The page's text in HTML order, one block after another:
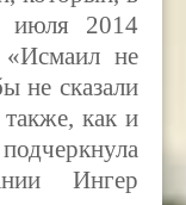
июля 2014
«Исмаил не
не сказали
как и
Ингер